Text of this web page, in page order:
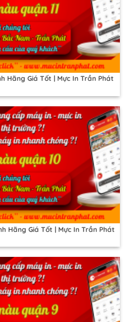
Hãng Giá Tốt | Mực In Trần Phát
Hãng Giá Tốt | Mực In Trần Phát